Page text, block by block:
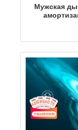
Мужская
спортивная